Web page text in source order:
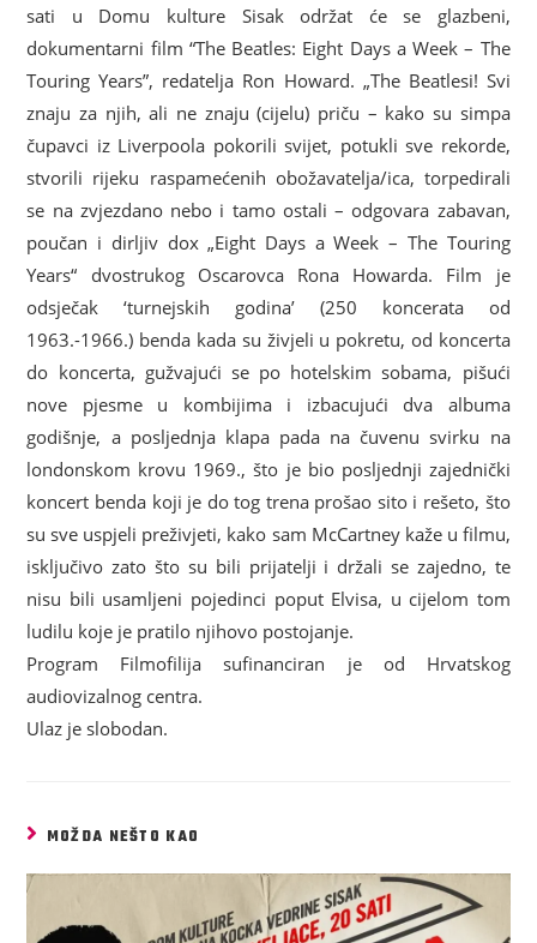
sati u Domu kulture Sisak održat će se glazbeni,
dokumentarni film “The Beatles: Eight Days a Week – The
Touring Years”, redatelja Ron Howard. „The Beatlesi! Svi
znaju za njih, ali ne znaju (cijelu) priču – kako su simpa
čupavci iz Liverpoola pokorili svijet, potukli sve rekorde,
stvorili rijeku raspamećenih obožavatelja/ica, torpedirali
se na zvjezdano nebo i tamo ostali – odgovara zabavan,
poučan i dirljiv dox „Eight Days a Week – The Touring
Years“ dvostrukog Oscarovca Rona Howarda. Film je
odsječak ‘turnejskih godina’ (250 koncerata od
1963.-1966.) benda kada su živjeli u pokretu, od koncerta
do koncerta, gužvajući se po hotelskim sobama, pišući
nove pjesme u kombijima i izbacujući dva albuma
godišnje, a posljednja klapa pada na čuvenu svirku na
londonskom krovu 1969., što je bio posljednji zajednički
koncert benda koji je do tog trena prošao sito i rešeto, što
su sve uspjeli preživjeti, kako sam McCartney kaže u filmu,
isključivo zato što su bili prijatelji i držali se zajedno, te
nisu bili usamljeni pojedinci poput Elvisa, u cijelom tom
ludilu koje je pratilo njihovo postojanje.
Program Filmofilija sufinanciran je od Hrvatskog
audiovizalnog centra.
Ulaz je slobodan.
MOŽDA NEŠTO KAO